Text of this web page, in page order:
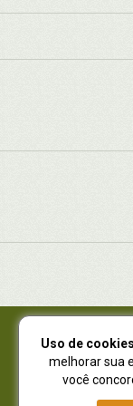
Juruá
Juruá
NOVO
Uso de cookies
melhorar sua
você